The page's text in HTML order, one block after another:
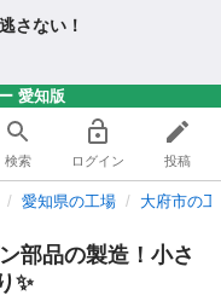
さない！
愛知版
検索 ログイン 投稿
愛知県の工場 大府市の
部品の製造！小さ
✨